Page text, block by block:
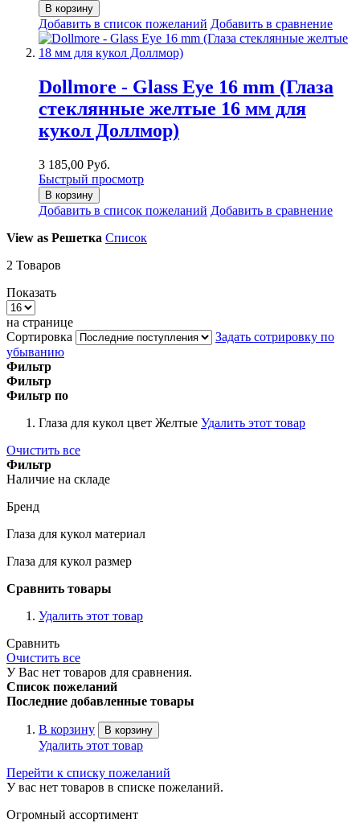
В корзину
Добавить в список пожеланий Добавить в сравнение
Dollmore - Glass Eye 16 mm (Глаза
стеклянные желтые 16 мм для
кукол Доллмор)
3 185,00 Руб.
Быстрый просмотр
В корзину
Добавить в список пожеланий Добавить в сравнение
View as Решетка Список
2 Товаров
Показать
на странице
Сортировка
Задать сотрировку по
убыванию
Фильтр
Фильтр
Фильтр по
Глаза для кукол цвет Желтые Удалить этот товар
Очистить все
Фильтр
Наличие на складе
Бренд
Глаза для кукол материал
Глаза для кукол размер
Сравнить товары
Удалить этот товар
Сравнить
Очистить все
У Вас нет товаров для сравнения.
Список пожеланий
Последние добавленные товары
В корзину В корзину
Удалить этот товар
Перейти к списку пожеланий
У вас нет товаров в списке пожеланий.
Огромный ассортимент